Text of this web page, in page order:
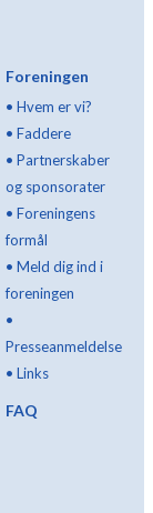
Foreningen
•Hvem er vi?
•Faddere
•Partnerskaber
og sponsorater
•Foreningens
formål
•Meld dig ind i
foreningen
•
Presseanmeldelse
•Links
FAQ